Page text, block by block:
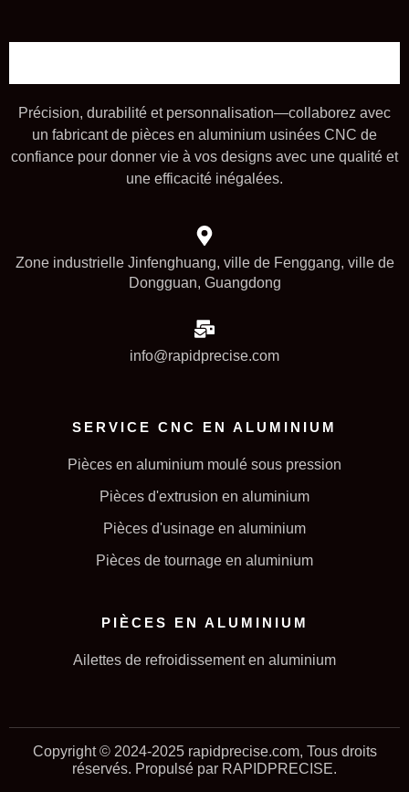
Précision, durabilité et personnalisation—collaborez avec
un fabricant de pièces en aluminium usinées CNC de
confiance pour donner vie à vos designs avec une qualité et
une efficacité inégalées.
Zone industrielle Jinfenghuang, ville de Fenggang, ville de
Dongguan, Guangdong
info@rapidprecise.com
SERVICE CNC EN ALUMINIUM
Pièces en aluminium moulé sous pression
Pièces d'extrusion en aluminium
Pièces d'usinage en aluminium
Pièces de tournage en aluminium
PIÈCES EN ALUMINIUM
Ailettes de refroidissement en aluminium
Copyright © 2024-2025 rapidprecise.com, Tous droits
réservés. Propulsé par RAPIDPRECISE.